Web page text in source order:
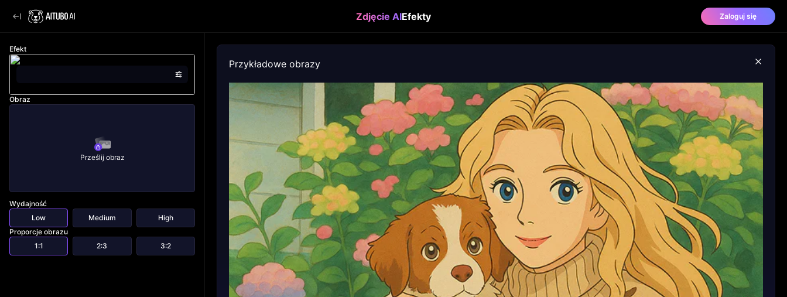
Zdjęcie AIEfekty Zaloguj się
Efekt
Obraz
Prześlij obraz
Wydajność
Low
Medium
High
Proporcje obrazu
1:1
2:3 3:2
Przykładowe obrazy